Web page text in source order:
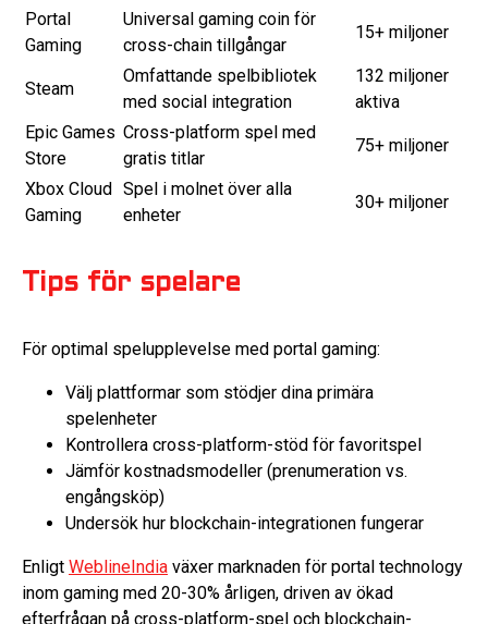
Portal
Gaming
Universal gaming coin för
cross-chain tillgångar
15+ miljoner
Steam
Omfattande spelbibliotek
med social integration
132 miljoner
aktiva
Epic Games
Store
Cross-platform spel med
gratis titlar
75+ miljoner
Xbox Cloud
Gaming
Spel i molnet över alla
enheter
30+ miljoner
Tips för spelare
För optimal spelupplevelse med portal gaming:
Välj plattformar som stödjer dina primära
spelenheter
Kontrollera cross-platform-stöd för favoritspel
Jämför kostnadsmodeller (prenumeration vs.
engångsköp)
Undersök hur blockchain-integrationen fungerar
Enligt WeblineIndia växer marknaden för portal technology
inom gaming med 20-30% årligen, driven av ökad
efterfrågan på cross-platform-spel och blockchain-